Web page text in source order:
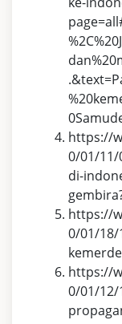
https://
0/01/11/
di-
https://
0/01/18/
https://
0/01/12/